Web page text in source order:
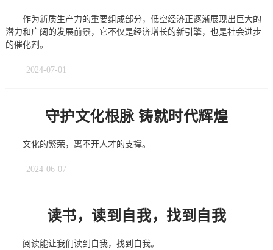
作为新质生产力的重要组成部分，低空经济正逐渐展现出巨大的
潜力和广阔的发展前景，它不仅是经济增长的新引擎，也是社会进步
的催化剂。
2024-07-01
守护文化根脉 铸就时代辉煌
文化的繁荣，离不开人才的支撑。
2024-06-07
读书，读到自我，找到自我
阅读能让我们读到自我，找到自我。